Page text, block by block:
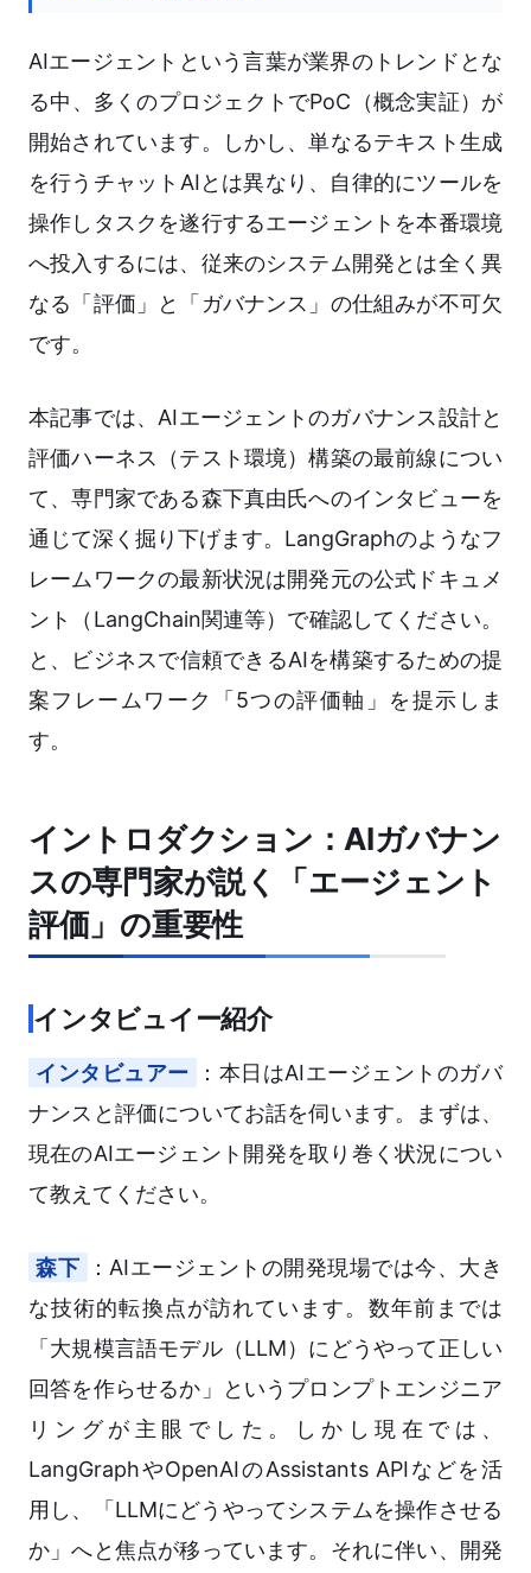
AIエージェントという言葉が業界のトレンドとな
る中、多くのプロジェクトでPoC（概念実証）が
開始されています。しかし、単なるテキスト生成
を行うチャットAIとは異なり、自律的にツールを
操作しタスクを遂行するエージェントを本番環境
へ投入するには、従来のシステム開発とは全く異
なる「評価」と「ガバナンス」の仕組みが不可欠
です。
本記事では、AIエージェントのガバナンス設計と
評価ハーネス（テスト環境）構築の最前線につい
て、専門家である森下真由氏へのインタビューを
通じて深く掘り下げます。LangGraphのようなフ
レームワークの最新状況は開発元の公式ドキュメ
ント（LangChain関連等）で確認してください。
と、ビジネスで信頼できるAIを構築するための提
案フレームワーク「5つの評価軸」を提示しま
す。
イントロダクション：AIガバナン
スの専門家が説く「エージェント
評価」の重要性
インタビュイー紹介
インタビュアー
：本日はAIエージェントのガバ
ナンスと評価についてお話を伺います。まずは、
現在のAIエージェント開発を取り巻く状況につい
て教えてください。
森下
：AIエージェントの開発現場では今、大き
な技術的転換点が訪れています。数年前までは
「大規模言語モデル（LLM）にどうやって正しい
回答を作らせるか」というプロンプトエンジニア
リングが主眼でした。しかし現在では、
LangGraphやOpenAIのAssistants APIなどを活
用し、「LLMにどうやってシステムを操作させる
か」へと焦点が移っています。それに伴い、開発